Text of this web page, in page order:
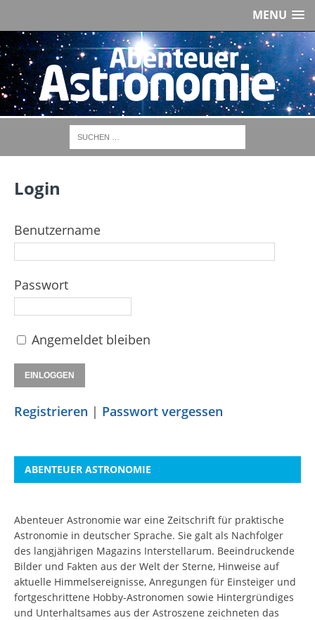
MENU
Login
Benutzername
Passwort
Angemeldet bleiben
Registrieren | Passwort vergessen
ABENTEUER ASTRONOMIE
Abenteuer Astronomie war eine Zeitschrift für praktische
Astronomie in deutscher Sprache. Sie galt als Nachfolger
des langjährigen Magazins Interstellarum. Beeindruckende
Bilder und Fakten aus der Welt der Sterne, Hinweise auf
aktuelle Himmelsereignisse, Anregungen für Einsteiger und
fortgeschrittene Hobby-Astronomen sowie Hintergründiges
und Unterhaltsames aus der Astroszene zeichneten das